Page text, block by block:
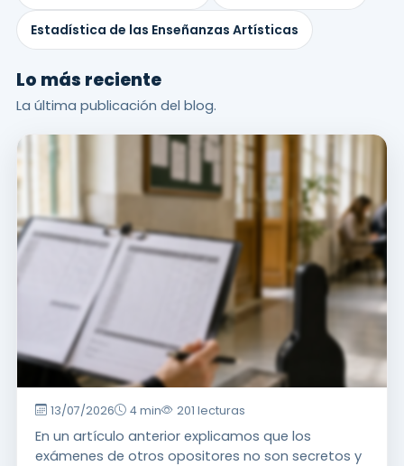
Estadística de las Enseñanzas Artísticas
Lo más reciente
La última publicación del blog.
Novedades Encuentra Músico
13/07/2026 4 min 201 lecturas
En un artículo anterior explicamos que los
exámenes de otros opositores no son secretos y